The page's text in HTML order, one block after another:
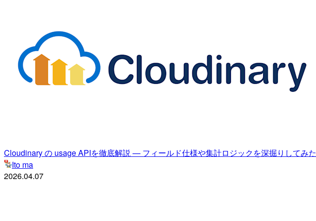
Cloudinary の usage APIを徹底解説 — フィールド仕様や集計ロジックを深掘りしてみた
Ito ma
2026.04.07